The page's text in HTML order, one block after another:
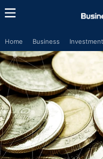
Home Business Investment